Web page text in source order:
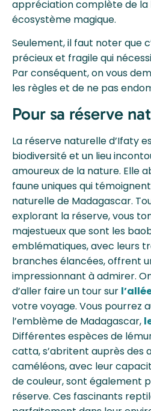
appréciation complète de
écosystème magique.
Seulement, il faut noter que
précieux et fragile qui
Par conséquent, on vous
les règles et de ne pas
Pour sa réserve
La réserve naturelle d’Ifaty
biodiversité et un lieu
amoureux de la nature. Elle
faune uniques qui
naturelle de Madagascar.
explorant la réserve, vous
majestueux que sont les
emblématiques, avec leurs
branches élancées, offrent
impressionnant à admirer.
d’aller faire un tour sur
votre voyage. Vous pourrez
l’emblème de Madagascar,
Différentes espèces de
catta, s’abritent auprès des
caméléons, avec leur
de couleur, sont également
réserve. Ces fascinants